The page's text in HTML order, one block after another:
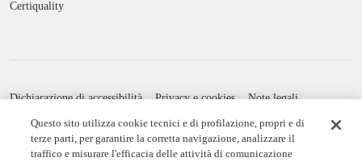
Dichiarazione di accessibilità Privacy e cookies
Note legali
Credits
Impostazioni cookie
Questo sito utilizza cookie tecnici e di profilazione, propri e di
terze parti, per garantire la corretta navigazione, analizzare il
traffico e misurare l'efficacia delle attività di comunicazione